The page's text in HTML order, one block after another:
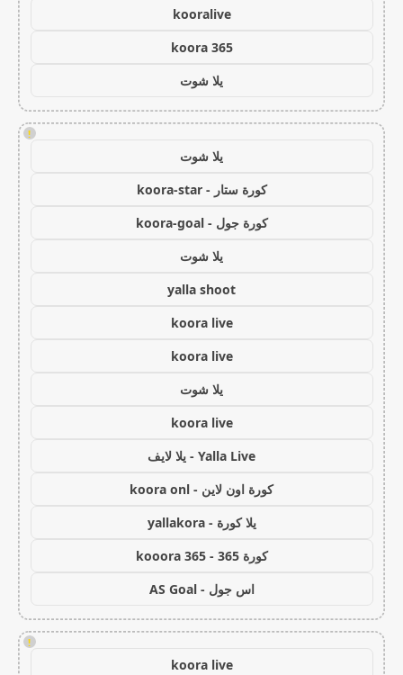
kooralive
koora 365
يلا شوت
!
يلا شوت
كورة ستار - koora-star
كورة جول - koora-goal
يلا شوت
yalla shoot
koora live
koora live
يلا شوت
koora live
Yalla Live - يلا لايف
كورة اون لاين - koora onl
يلا كورة - yallakora
كورة 365 - kooora 365
اس جول - AS Goal
!
koora live